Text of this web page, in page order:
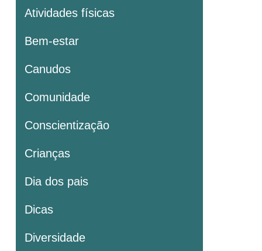
Atividades físicas
Bem-estar
Canudos
Comunidade
Conscientização
Crianças
Dia dos pais
Dicas
Diversidade